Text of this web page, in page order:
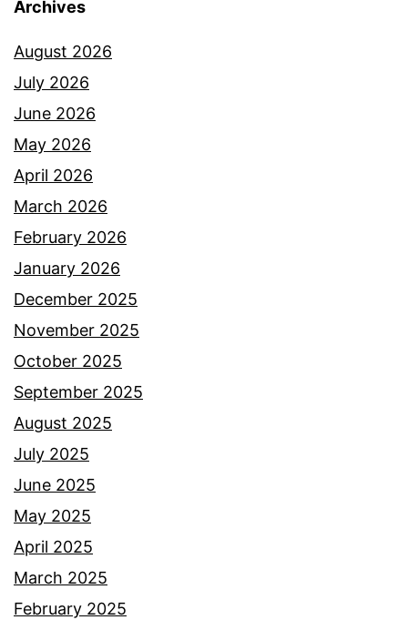
Archives
August 2026
July 2026
June 2026
May 2026
April 2026
March 2026
February 2026
January 2026
December 2025
November 2025
October 2025
September 2025
August 2025
July 2025
June 2025
May 2025
April 2025
March 2025
February 2025